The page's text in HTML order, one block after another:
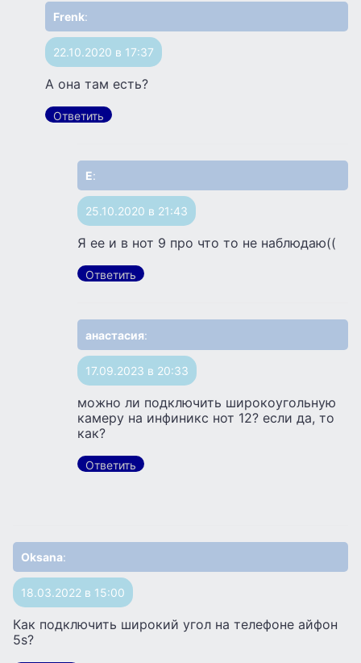
Frenk:
22.10.2020 в 17:37
А она там есть?
Ответить
Е:
25.10.2020 в 21:43
Я ее и в нот 9 про что то не наблюдаю((
Ответить
анастасия:
17.09.2023 в 20:33
можно ли подключить широкоугольную
камеру на инфиникс нот 12? если да, то
как?
Ответить
Oksana:
18.03.2022 в 15:00
Как подключить широкий угол на телефоне айфон
5s?